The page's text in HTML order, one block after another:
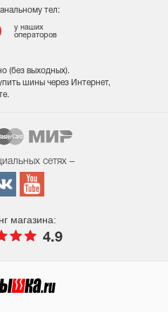
тел:
у наших
операторов
(без выходных).
шины через Интернет,
сетях –
магазина:
4.9